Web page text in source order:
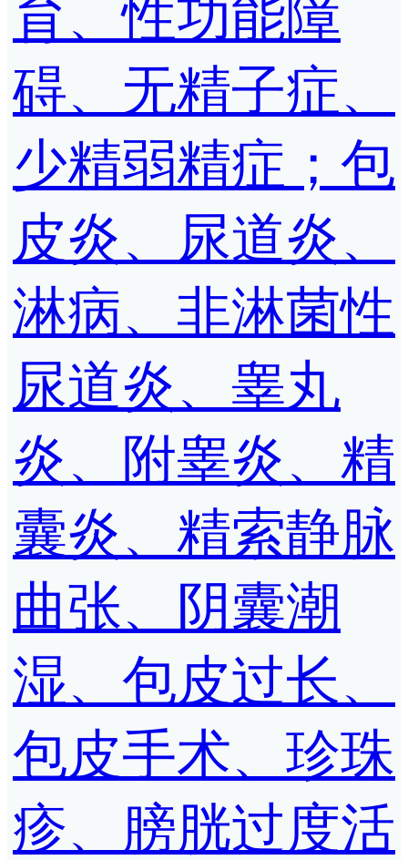
育、性功能障
碍、无精子症、
少精弱精症；包
皮炎、尿道炎、
淋病、非淋菌性
尿道炎、睾丸
炎、附睾炎、精
囊炎、精索静脉
曲张、阴囊潮
湿、包皮过长、
包皮手术、珍珠
疹、膀胱过度活